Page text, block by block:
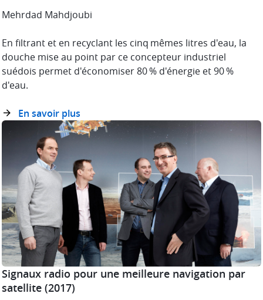
Mehrdad Mahdjoubi
En filtrant et en recyclant les cinq mêmes litres d'eau, la
douche mise au point par ce concepteur industriel
suédois permet d'économiser 80 % d'énergie et 90 %
d'eau.
En savoir plus
Signaux radio pour une meilleure navigation par
satellite (2017)